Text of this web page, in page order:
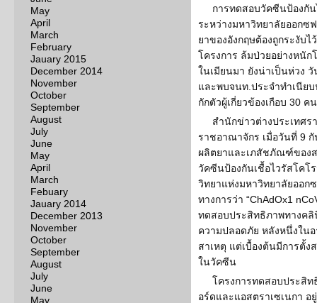
May
April
March
February
Jauary 2015
December 2014
November
October
September
August
July
June
May
April
March
Febuary
Jauary 2014
December 2013
November
October
September
August
July
June
May
การทดสอบวัคซีนป้องกั
ระหว่างมหาวิทยาลัยออกซ
ยาของอังกฤษต้องถูกระงับ
โครงการ ล้มป่วยอย่างหนั
ในเมียนมา ยังน่าเป็นห่วง
และพบจนท.ประจำทำเนีย
กักตัวผู้เกี่ยวข้องเกือบ 30 คน
สำนักข่าวต่างประเทศร
ราชอาณาจักร เมื่อวันที่ 9
ผลิตยาและเภสัชภัณฑ์ของ
วัคซีนป้องกันเชื้อไวรัสโคโ
วิทยาแห่งมหาวิทยาลัยออก
ทางการว่า “ChAdOx1
ทดสอบประสิทธิภาพทางค
ความปลอดภัย หลังหนึ่งใน
สาเหตุ แต่เบื้องต้นมีการตั้ง
ในวัคซีน
โครงการทดสอบประสิ
อร์ดและแอสตราเซเนกา